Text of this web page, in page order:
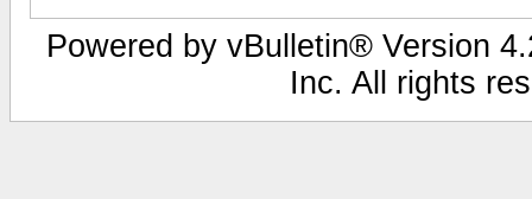
Powered by vBulletin® Version
Inc. All rights